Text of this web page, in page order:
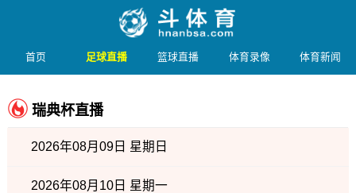
首页 足球直播 篮球直播 体育录像 体育新闻
瑞典杯直播
2026年08月09日 星期日
2026年08月10日 星期一